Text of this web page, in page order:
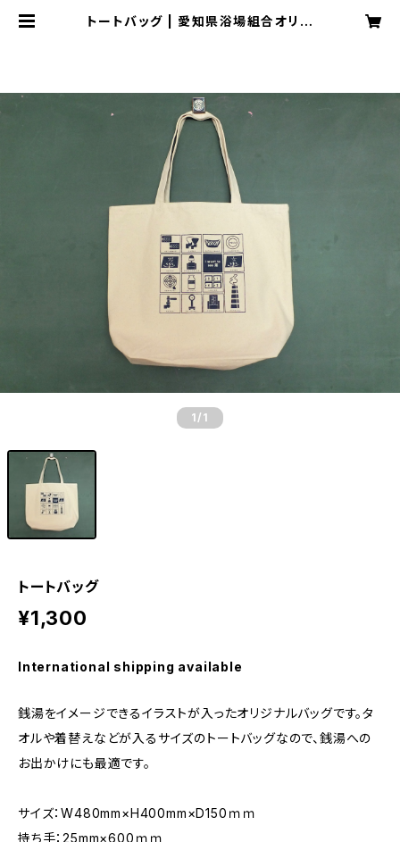
トートバッグ | 愛知県浴場組合オリジ
1 /1
トートバッグ
¥1,300
International shipping available
銭湯をイメージできるイラストが入ったオリジナルバッグです。タ
オルや着替えなどが入るサイズのトートバッグなので、銭湯への
お出かけにも最適です。
サイズ：W480mm×H400mm×D150ｍｍ
持ち手：25mm×600ｍｍ